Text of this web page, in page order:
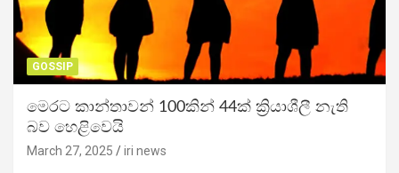
GOSSIP
මෙරට කාන්තාවන් 100කින් 44ක් ක්‍රියාශීලී නැති
බව හෙළිවෙයි
March 27, 2025 iri news